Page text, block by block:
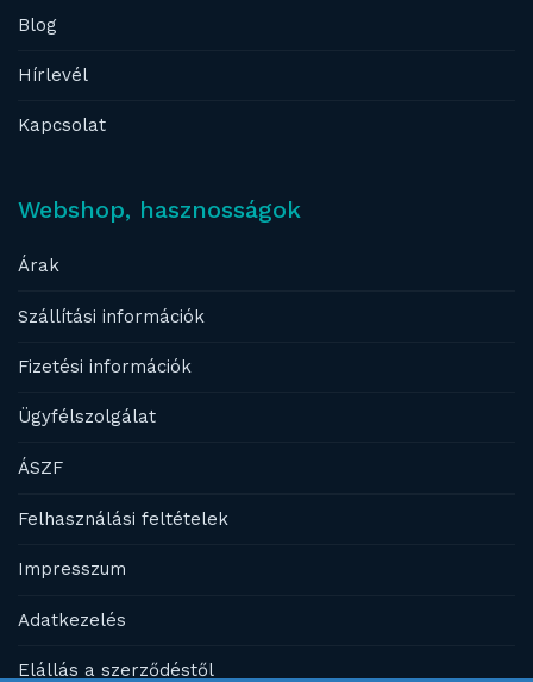
Blog
Hírlevél
Kapcsolat
Webshop, hasznosságok
Árak
Szállítási információk
Fizetési információk
Ügyfélszolgálat
ÁSZF
Felhasználási feltételek
Impresszum
Adatkezelés
Elállás a szerződéstől